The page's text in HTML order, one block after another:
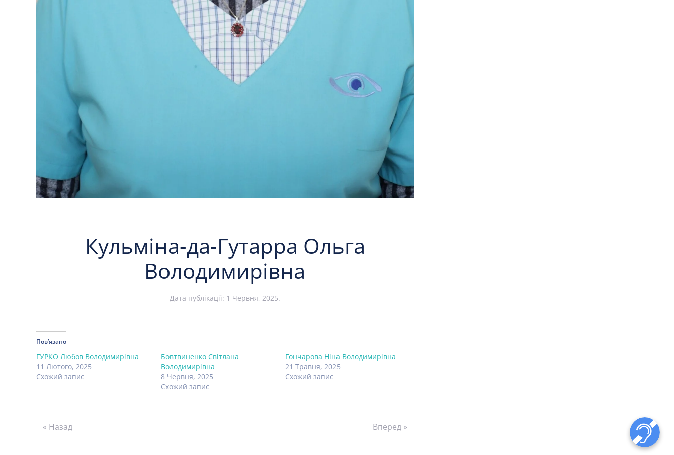
Кульміна-да-Гутарра Ольга
Володимирівна
Дата публікації: 1 Червня, 2025.
Пов’язано
ГУРКО Любов Володимирівна
11 Лютого, 2025
Схожий запис
Бовтвиненко Світлана
Володимирівна
8 Червня, 2025
Схожий запис
Гончарова Ніна Володимирівна
21 Травня, 2025
Схожий запис
« Назад Вперед »